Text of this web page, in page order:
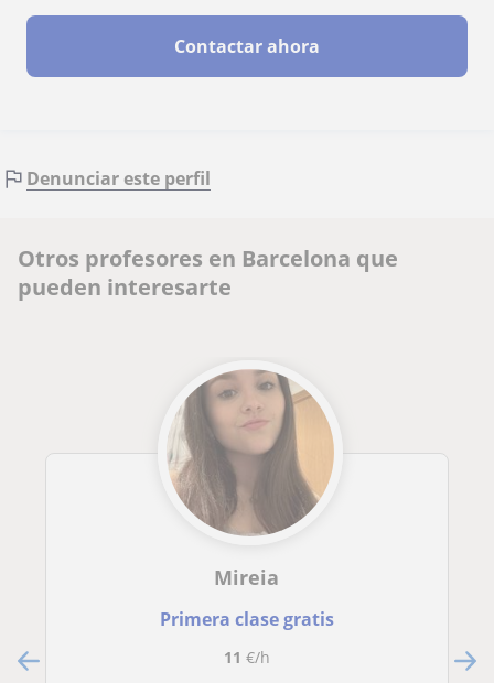
Contactar ahora
Denunciar este perfil
Otros profesores en Barcelona que
pueden interesarte
Mireia
Primera clase gratis
11 €/h